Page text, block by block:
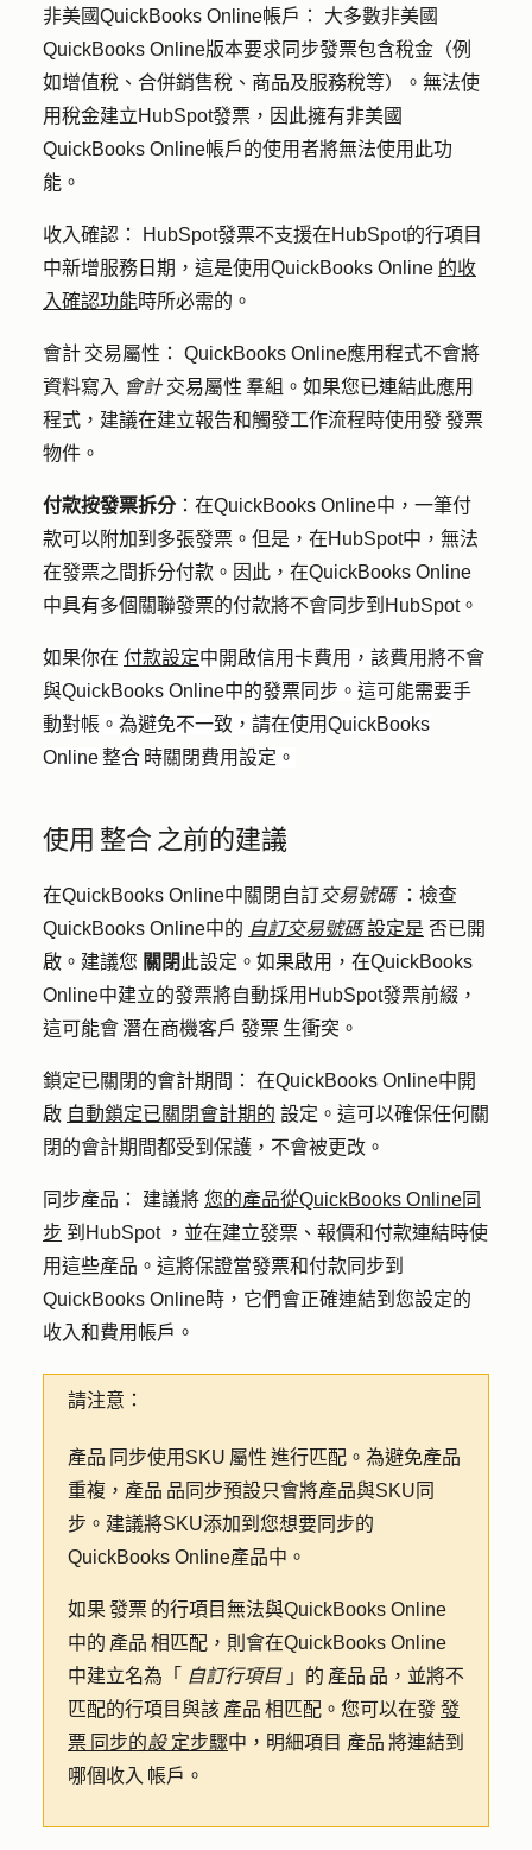
非美國QuickBooks Online帳戶：
大多數非美國
QuickBooks Online版本要求同步發票包含稅金（例
如增值稅、合併銷售稅、商品及服務稅等）。無法使
用稅金建立HubSpot發票，因此擁有非美國
QuickBooks Online帳戶的使用者將無法使用此功
能。
收入確認：
HubSpot發票不支援在HubSpot的行項目
中新增服務日期，這是使用QuickBooks Online 的收
入確認功能時所必需的。
會計 交易屬性： QuickBooks Online應用程式不會將
資料寫入 會計交易屬性 羣組。如果您已連結此應用
程式，建議在建立報告和觸發工作流程時使用發 發票
物件。
付款按發票拆分：在QuickBooks Online中，一筆付
款可以附加到多張發票。但是，在HubSpot中，無法
在發票之間拆分付款。因此，在QuickBooks Online
中具有多個關聯發票的付款將不會同步到HubSpot。
如果你在 付款設定中開啟信用卡費用，該費用將不會
與QuickBooks Online中的發票同步。這可能需要手
動對帳。為避免不一致，請在使用QuickBooks
Online 整合 時關閉費用設定。
使用 整合 之前的建議
在QuickBooks Online中關閉自訂交易號碼：檢查
QuickBooks Online中的 自訂交易號碼設定是 否已開
啟。建議您 關閉 此設定。如果啟用，在QuickBooks
Online中建立的發票將自動採用HubSpot發票前綴，
這可能會 潛在商機客戶 發票 生衝突。
鎖定已關閉的會計期間：
在QuickBooks Online中開
啟 自動鎖定已關閉會計期的 設定。這可以確保任何關
閉的會計期間都受到保護，不會被更改。
同步產品： 建議將 您的產品從QuickBooks Online同
步 到HubSpot ，並在建立發票、報價和付款連結時使
用這些產品。這將保證當發票和付款同步到
QuickBooks Online時，它們會正確連結到您設定的
收入和費用帳戶。
請注意：
產品 同步使用SKU 屬性 進行匹配。為避免產品
重複，產品 品同步預設只會將產品與SKU同
步。建議將SKU添加到您想要同步的
QuickBooks Online產品中。
如果 發票 的行項目無法與QuickBooks Online
中的 產品 相匹配，則會在QuickBooks Online
中建立名為「
自訂行項目」的 產品 品，並將不
匹配的行項目與該 產品 相匹配。您可以在發 發
票 同步的設定步驟中，明細項目 產品 將連結到
哪個收入 帳戶。